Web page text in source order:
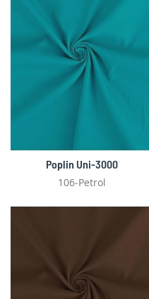
Poplin Uni-3000
106-Petrol